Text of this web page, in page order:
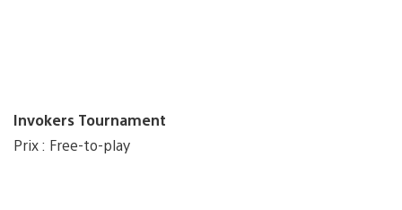
Invokers Tournament
Prix : Free-to-play